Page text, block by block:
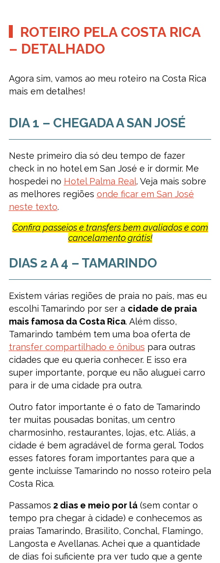
ROTEIRO PELA COSTA RICA
– DETALHADO
Agora sim, vamos ao meu roteiro na Costa Rica
mais em detalhes!
DIA 1 – CHEGADA A SAN JOSÉ
Neste primeiro dia só deu tempo de fazer
check in no hotel em San José e ir dormir. Me
hospedei no Hotel Palma Real. Veja mais sobre
as melhores regiões onde ficar em San José
neste texto.
Confira passeios e transfers bem avaliados e com
cancelamento grátis!
DIAS 2 A 4 – TAMARINDO
Existem várias regiões de praia no país, mas eu
escolhi Tamarindo por ser a cidade de praia
mais famosa da Costa Rica. Além disso,
Tamarindo também tem uma boa oferta de
transfer compartilhado e ônibus para outras
cidades que eu queria conhecer. E isso era
super importante, porque eu não aluguei carro
para ir de uma cidade pra outra.
Outro fator importante é o fato de Tamarindo
ter muitas pousadas bonitas, um centro
charmosinho, restaurantes, lojas, etc. Aliás, a
cidade é bem agradável de forma geral. Todos
esses fatores foram importantes para que a
gente incluísse Tamarindo no nosso roteiro pela
Costa Rica.
Passamos 2 dias e meio por lá(sem contar o
tempo pra chegar à cidade) e conhecemos as
praias Tamarindo, Brasilito, Conchal, Flamingo,
Langosta e Avellanas. Achei que a quantidade
de dias foi suficiente pra ver tudo que a gente